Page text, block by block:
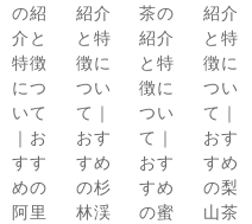
の紹
介と
特徴
につ
いて
｜お
すす
めの
阿里
紹介
と特
徴に
つい
て｜
おす
すめ
の杉
林渓
茶の
紹介
と特
徴に
つい
て｜
おす
すめ
の蜜
紹介
と特
徴に
つい
て｜
おす
すめ
の梨
山茶